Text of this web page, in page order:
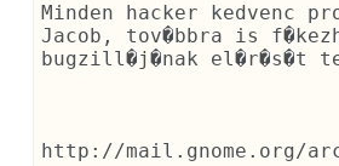
Minden hacker kedvenc
Jacob, tov�bbra is
bugzill�j�nak el�r�s�t
http://mail.gnome.org/